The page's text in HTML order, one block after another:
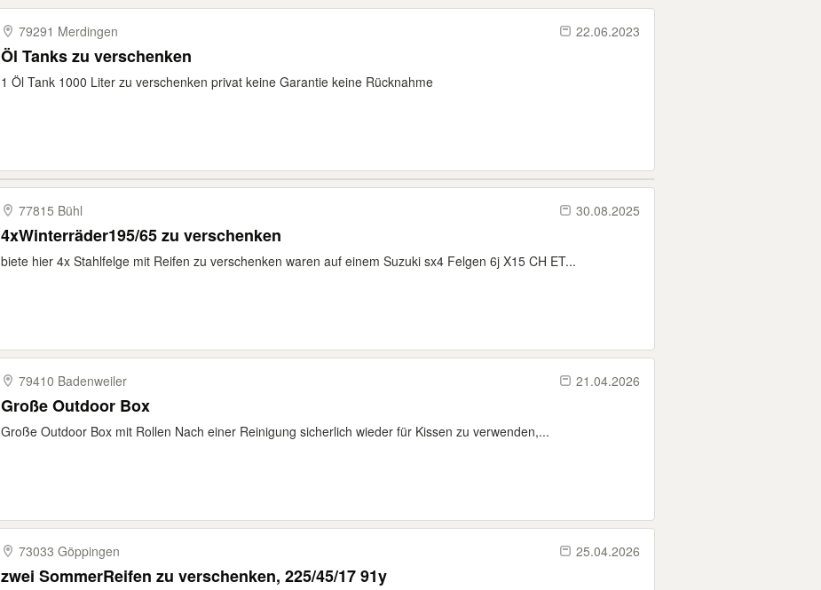
79291 Merdingen 22.06.2023
Öl Tanks zu verschenken
1 Öl Tank 1000 Liter zu verschenken privat keine Garantie keine Rücknahme
77815 Bühl 30.08.2025
4xWinterräder195/65 zu verschenken
biete hier 4x Stahlfelge mit Reifen zu verschenken waren auf einem Suzuki sx4 Felgen 6j X15 CH ET...
79410 Badenweiler 21.04.2026
Große Outdoor Box
Große Outdoor Box mit Rollen Nach einer Reinigung sicherlich wieder für Kissen zu verwenden,...
73033 Göppingen 25.04.2026
zwei SommerReifen zu verschenken, 225/45/17 91y